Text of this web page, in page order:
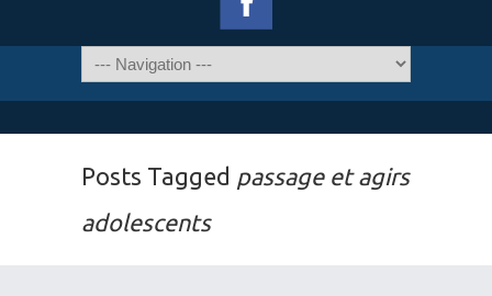
Posts Tagged passage et agirs
adolescents